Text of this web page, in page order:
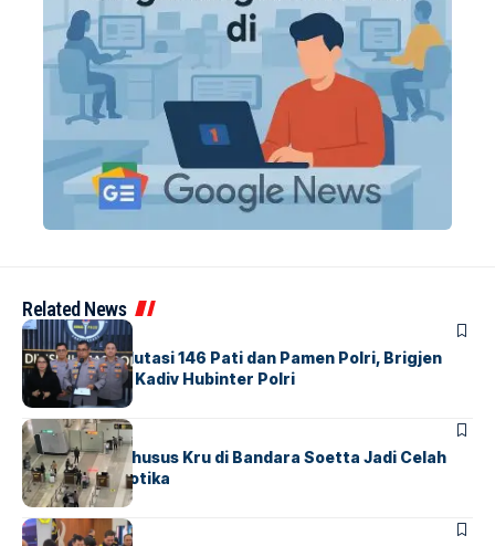
Related News
BERITA
Mabes Polri Mutasi 146 Pati dan Pamen Polri, Brigjen
Untung Jabat Kadiv Hubinter Polri
BANDARABERITA
Ketika Jalur Khusus Kru di Bandara Soetta Jadi Celah
Sindikat Narkotika
BANDARA BERITA